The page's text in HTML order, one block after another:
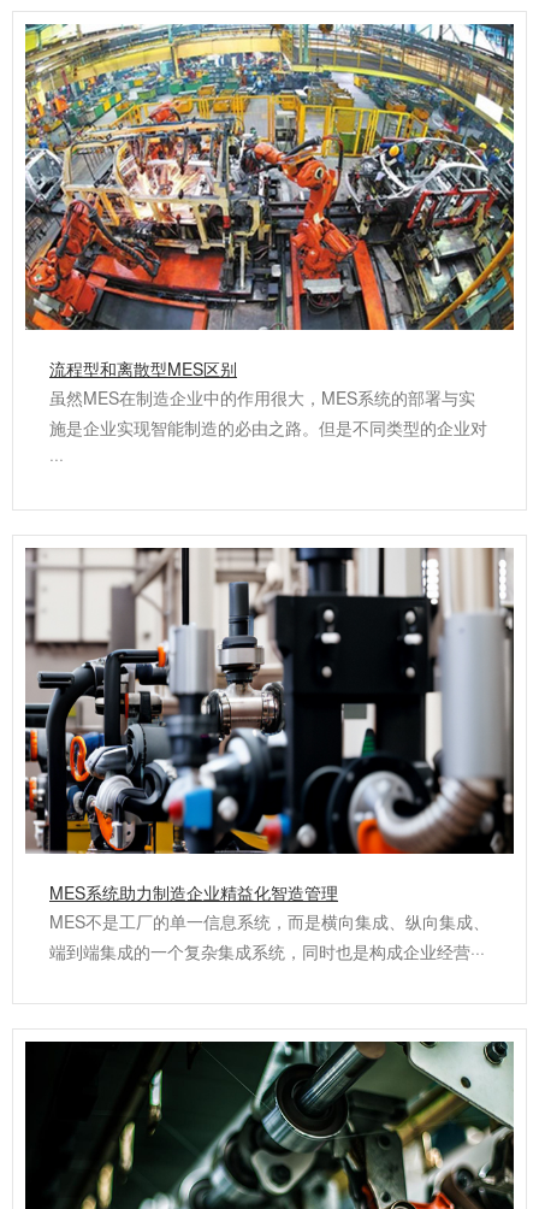
流程型和离散型MES区别
虽然MES在制造企业中的作用很大，MES系统的部署与实
施是企业实现智能制造的必由之路。但是不同类型的企业对
···
MES系统助力制造企业精益化智造管理
MES不是工厂的单一信息系统，而是横向集成、纵向集成、
端到端集成的一个复杂集成系统，同时也是构成企业经营···